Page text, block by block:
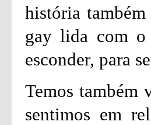
história
gay lida com o
esconder, para
Temos também
sentimos em